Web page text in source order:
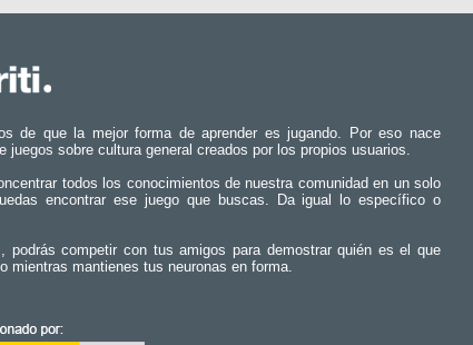
de que la mejor forma de aprender es jugando. Por eso nace
juegos sobre cultura general creados por los propios usuarios.
todos los conocimientos de nuestra comunidad en un solo
encontrar ese juego que buscas. Da igual lo específico o
podrás competir con tus amigos para demostrar quién es el que
mientras mantienes tus neuronas en forma.